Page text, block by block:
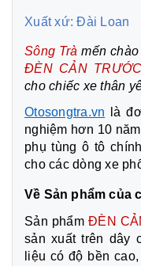
Xuất xứ: Đài Loan
Sông Tràmến
ĐÈN CẢN
cho chiếc xe thân
Otosongtra.vn
là
nghiệm hơn 10
phụ tùng ô tô
cho các dòng xe
Về Sản phẩm của
Sản phẩmĐÈN
sản xuất trên dây
liệu có độ bền